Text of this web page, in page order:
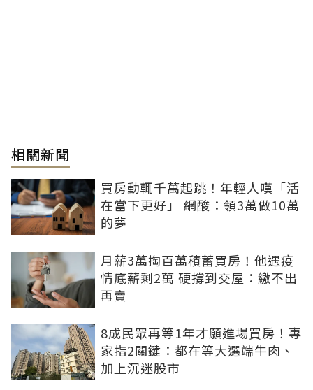
相關新聞
買房動輒千萬起跳！年輕人嘆「活
在當下更好」 網酸：領3萬做10萬
的夢
月薪3萬掏百萬積蓄買房！他遇疫
情底薪剩2萬 硬撐到交屋：繳不出
再賣
8成民眾再等1年才願進場買房！專
家指2關鍵：都在等大選端牛肉、
加上沉迷股市